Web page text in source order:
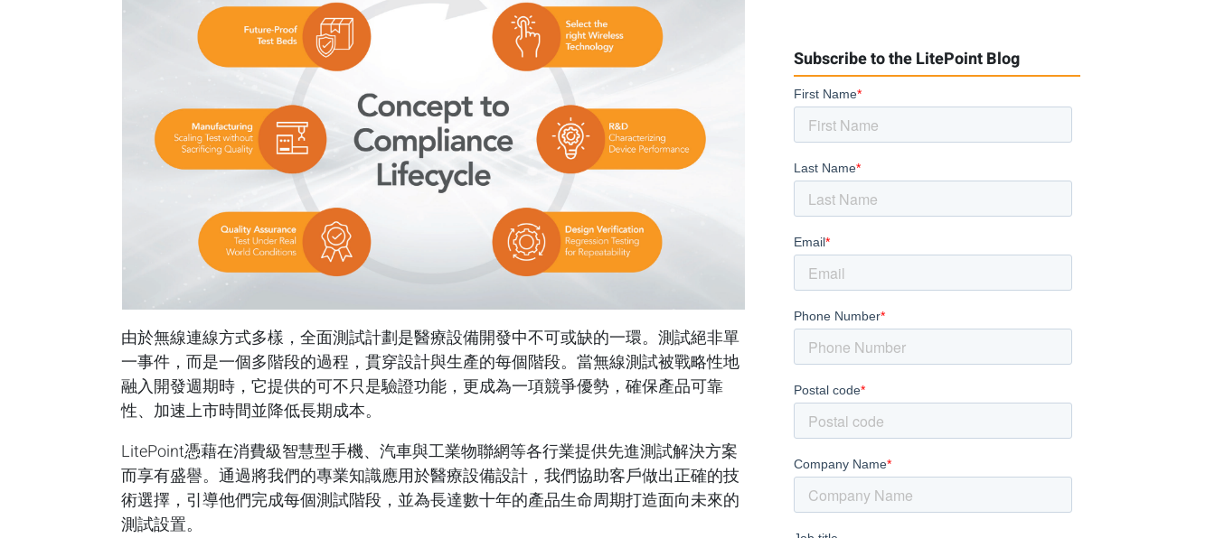
由於無線連線方式多樣，全面測試計劃是醫療設備開發中不可或缺的一環。測試絕非單
一事件，而是一個多階段的過程，貫穿設計與生產的每個階段。當無線測試被戰略性地
融入開發週期時，它提供的可不只是驗證功能，更成為一項競爭優勢，確保產品可靠
性、加速上市時間並降低長期成本。
LitePoint憑藉在消費級智慧型手機、汽車與工業物聯網等各行業提供先進測試解決方案
而享有盛譽。通過將我們的專業知識應用於醫療設備設計，我們協助客戶做出正確的技
術選擇，引導他們完成每個測試階段，並為長達數十年的產品生命周期打造面向未來的
測試設置。
Subscribe to the LitePoint Blog